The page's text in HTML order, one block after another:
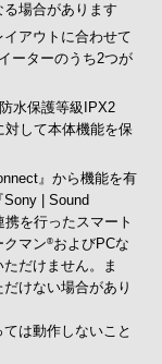
場合があります
アウトに合わせて
ーターのうち2つが
水保護等級IPX2
対して本体機能を保
』から機能を有
| Sound
を行ったスマート
クマン®およびPCな
だけません。ま
けない場合があり
は動作しないこと